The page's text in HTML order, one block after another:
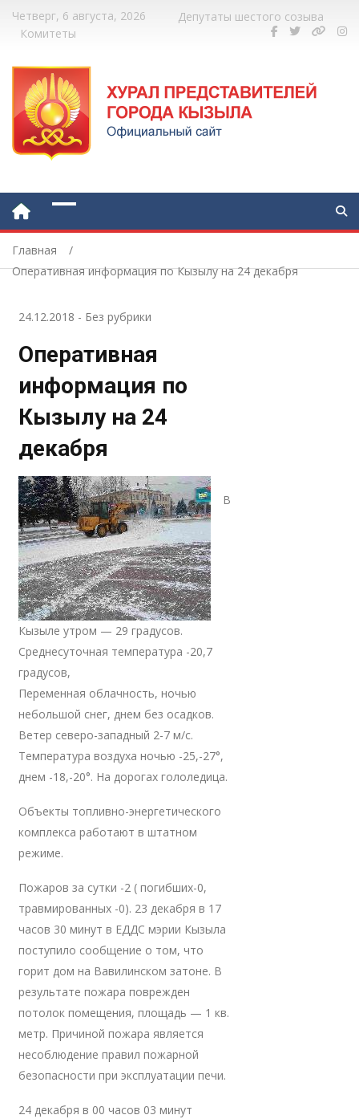
Четверг, 6 августа, 2026
Депутаты шестого созыва
Комитеты
Главная
Оперативная информация по Кызылу на 24 декабря
24.12.2018 - Без рубрики
Оперативная
информация по
Кызылу на 24
декабря
В
Кызыле утром — 29 градусов.
Среднесуточная температура -20,7
градусов,
Переменная облачность, ночью
небольшой снег, днем без осадков.
Ветер северо-западный 2-7 м/с.
Температура воздуха ночью -25,-27°,
днем -18,-20°. На дорогах гололедица.
Объекты топливно-энергетического
комплекса работают в штатном
режиме.
Пожаров за сутки -2 ( погибших-0,
травмированных -0). 23 декабря в 17
часов 30 минут в ЕДДС мэрии Кызыла
поступило сообщение о том, что
горит дом на Вавилинском затоне. В
результате пожара поврежден
потолок помещения, площадь — 1 кв.
метр. Причиной пожара является
несоблюдение правил пожарной
безопасности при эксплуатации печи.
24 декабря в 00 часов 03 минут